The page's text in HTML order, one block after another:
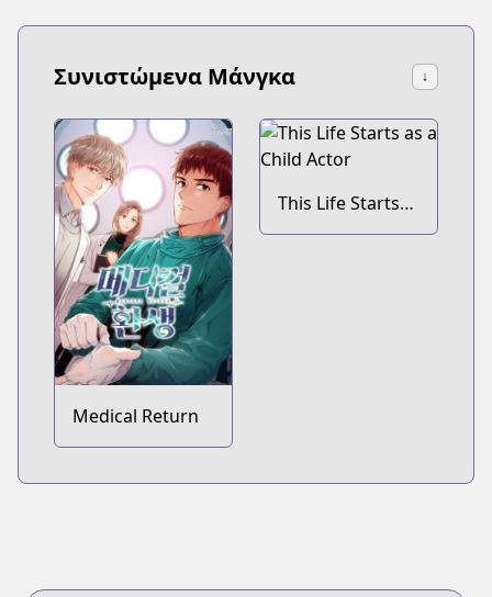
Συνιστώμενα Μάνγκα ↓
Medical Return
This Life Starts
as a Child Actor